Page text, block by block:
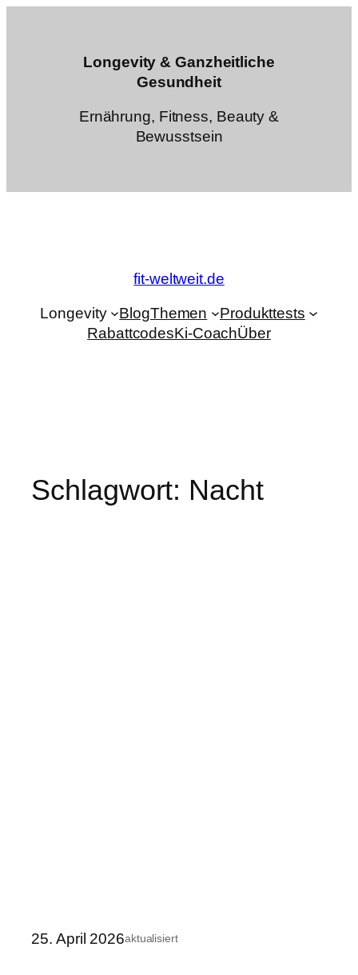
Longevity & Ganzheitliche
Gesundheit
Ernährung, Fitness, Beauty &
Bewusstsein
fit-weltweit.de
Longevity BlogThemen
Produkttests
RabattcodesKi-CoachÜber
Schlagwort: Nacht
25. April 2026aktualisiert